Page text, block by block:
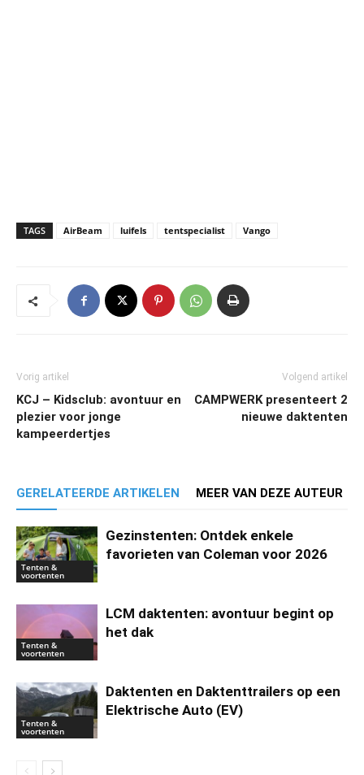
TAGS AirBeam luifels tentspecialist Vango
Vorig artikel
KCJ – Kidsclub: avontuur en
plezier voor jonge
kampeerdertjes
Volgend artikel
CAMPWERK presenteert 2
nieuwe daktenten
GERELATEERDE ARTIKELEN MEER VAN DEZE AUTEUR
Tenten &
voortenten
Gezinstenten: Ontdek enkele
favorieten van Coleman voor 2026
Tenten &
voortenten
LCM daktenten: avontuur begint op
het dak
Tenten &
voortenten
Daktenten en Daktenttrailers op een
Elektrische Auto (EV)